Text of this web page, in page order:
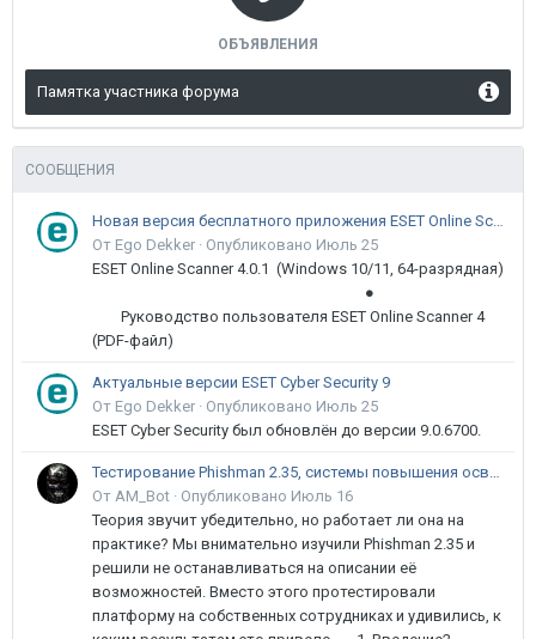
ОБЪЯВЛЕНИЯ
Памятка участника форума
СООБЩЕНИЯ
Новая версия бесплатного приложения ESET Online Scanner доступна пользователям
От Ego Dekker · Опубликовано Июль 25
ESET Online Scanner 4.0.1 (Windows 10/11, 64-разрядная)
●
Руководство пользователя ESET Online Scanner 4
(PDF-файл)
Актуальные версии ESET Cyber Security 9
От Ego Dekker · Опубликовано Июль 25
ESET Cyber Security был обновлён до версии 9.0.6700.
Тестирование Phishman 2.35, системы повышения осведомлённости пользователей в сфере ИБ
От AM_Bot · Опубликовано Июль 16
Теория звучит убедительно, но работает ли она на
практике? Мы внимательно изучили Phishman 2.35 и
решили не останавливаться на описании её
возможностей. Вместо этого протестировали
платформу на собственных сотрудниках и удивились, к